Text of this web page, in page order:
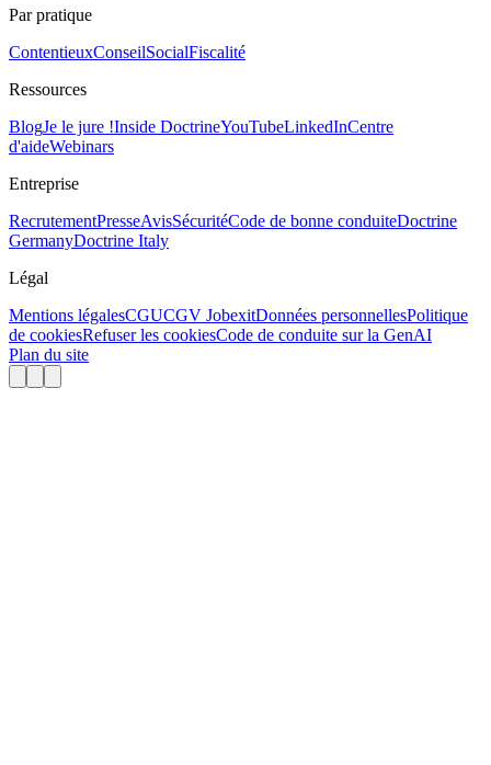
Par pratique
ContentieuxConseilSocialFiscalité
Ressources
BlogJe le jure !Inside DoctrineYouTubeLinkedInCentre
d'aideWebinars
Entreprise
RecrutementPresseAvisSécuritéCode de bonne conduiteDoctrine
GermanyDoctrine Italy
Légal
Mentions légalesCGUCGV JobexitDonnées personnellesPolitique
de cookiesRefuser les cookiesCode de conduite sur la GenAI
Plan du site